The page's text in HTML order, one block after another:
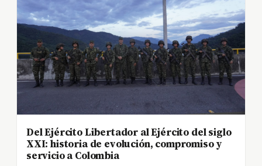
Del Ejército Libertador al Ejército del siglo
XXI: historia de evolución, compromiso y
servicio a Colombia